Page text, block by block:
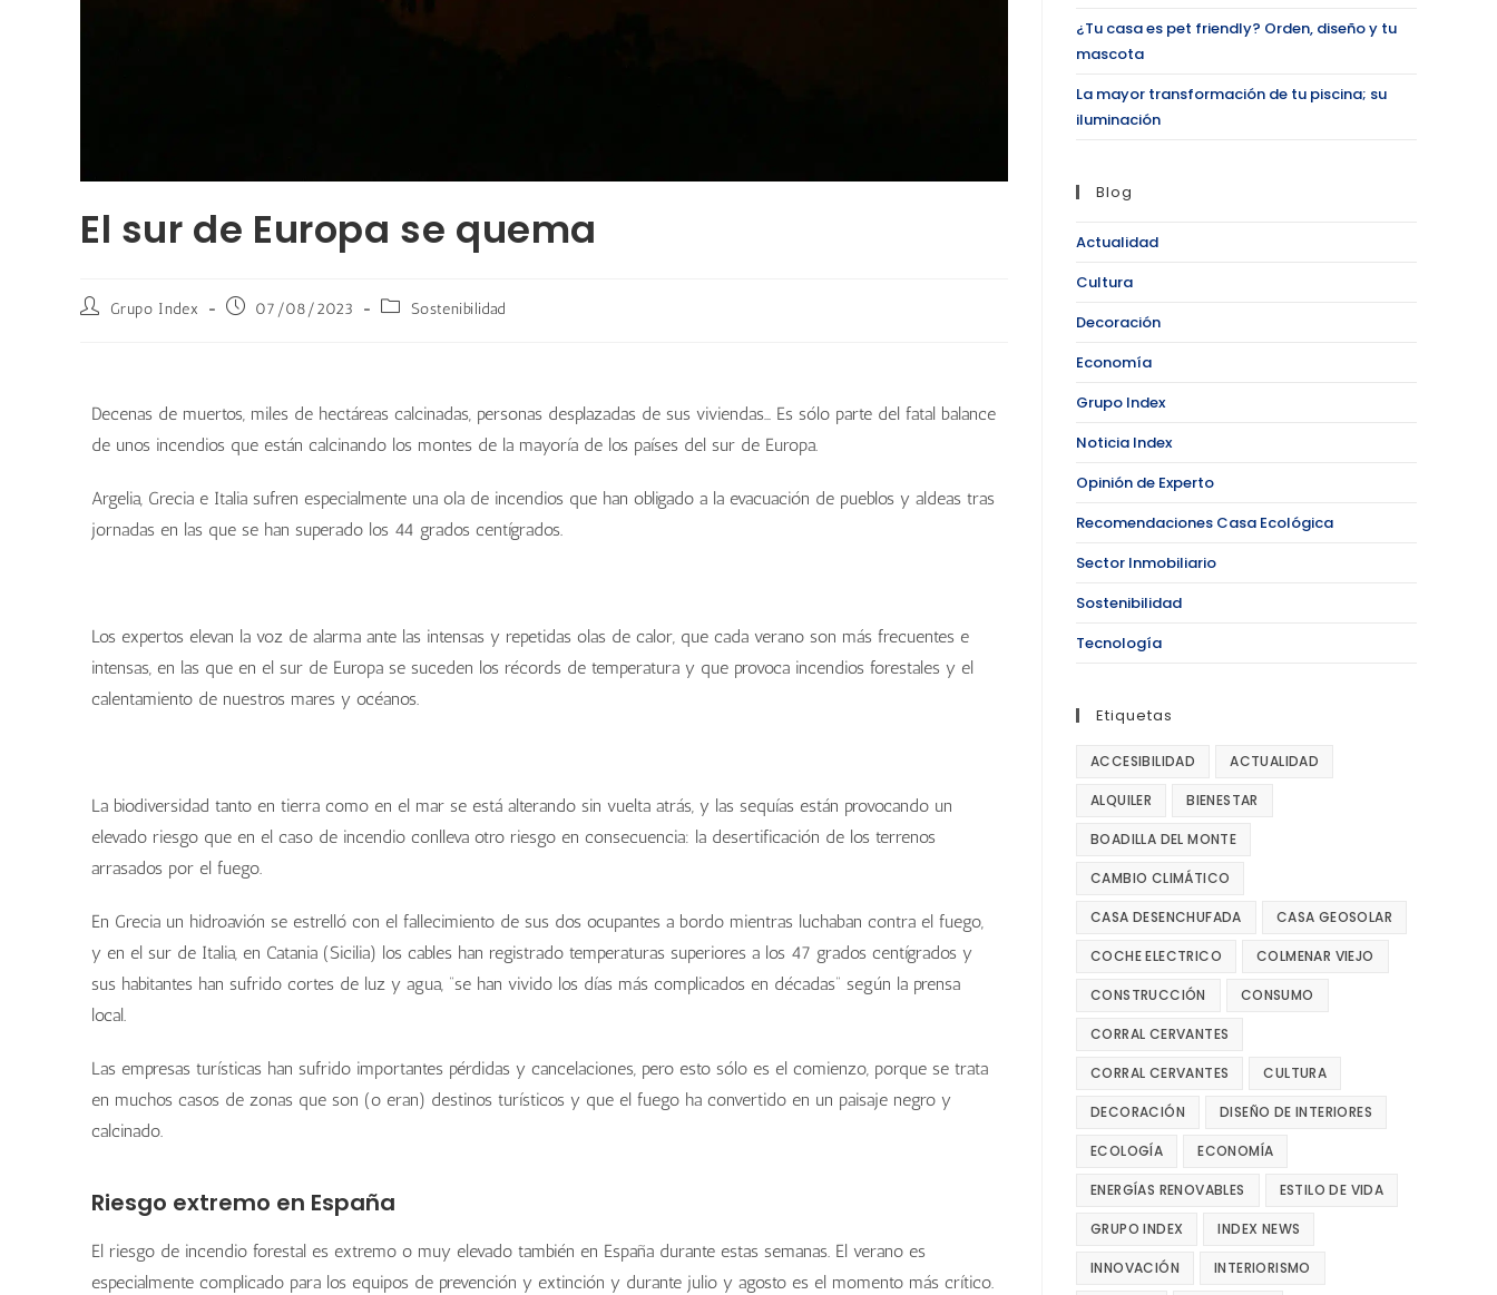
El sur de Europa se quema
Grupo Index 07/08/2023 Sostenibilidad
Decenas de muertos, miles de hectáreas calcinadas, personas desplazadas de sus viviendas… Es sólo parte del fatal balance
de unos incendios que están calcinando los montes de la mayoría de los países del sur de Europa.
Argelia, Grecia e Italia sufren especialmente una ola de incendios que han obligado a la evacuación de pueblos y aldeas tras
jornadas en las que se han superado los 44 grados centígrados.
Los expertos elevan la voz de alarma ante las intensas y repetidas olas de calor, que cada verano son más frecuentes e
intensas, en las que en el sur de Europa se suceden los récords de temperatura y que provoca incendios forestales y el
calentamiento de nuestros mares y océanos.
La biodiversidad tanto en tierra como en el mar se está alterando sin vuelta atrás, y las sequías están provocando un
elevado riesgo que en el caso de incendio conlleva otro riesgo en consecuencia: la desertificación de los terrenos
arrasados por el fuego.
En Grecia un hidroavión se estrelló con el fallecimiento de sus dos ocupantes a bordo mientras luchaban contra el fuego,
y en el sur de Italia, en Catania (Sicilia) los cables han registrado temperaturas superiores a los 47 grados centígrados y
sus habitantes han sufrido cortes de luz y agua, “se han vivido los días más complicados en décadas” según la prensa
local.
Las empresas turísticas han sufrido importantes pérdidas y cancelaciones, pero esto sólo es el comienzo, porque se trata
en muchos casos de zonas que son (o eran) destinos turísticos y que el fuego ha convertido en un paisaje negro y
calcinado.
Riesgo extremo en España
El riesgo de incendio forestal es extremo o muy elevado también en España durante estas semanas. El verano es
especialmente complicado para los equipos de prevención y extinción y durante julio y agosto es el momento más crítico.
¿Tu casa es pet friendly? Orden, diseño y tu
mascota
La mayor transformación de tu piscina; su
iluminación
Blog
Actualidad
Cultura
Decoración
Economía
Grupo Index
Noticia Index
Opinión de Experto
Recomendaciones Casa Ecológica
Sector Inmobiliario
Sostenibilidad
Tecnología
Etiquetas
ACCESIBILIDAD ACTUALIDAD
ALQUILER BIENESTAR
BOADILLA DEL MONTE
CAMBIO CLIMÁTICO
CASA DESENCHUFADA CASA GEOSOLAR
COCHE ELECTRICO COLMENAR VIEJO
CONSTRUCCIÓN CONSUMO
CORRAL CERVANTES
CORRAL CERVANTES CULTURA
DECORACIÓN DISEÑO DE INTERIORES
ECOLOGÍA ECONOMÍA
ENERGÍAS RENOVABLES ESTILO DE VIDA
GRUPO INDEX INDEX NEWS
INNOVACIÓN INTERIORISMO